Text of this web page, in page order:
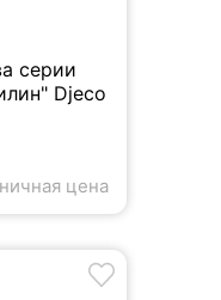
серии
Djeco
цена